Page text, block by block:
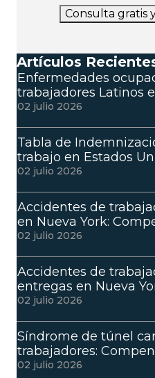
Consulta gratis
Artículos
Enfermedades
trabajadores Latinos
02 julio 2026
Tabla de
trabajo en Estados
02 julio 2026
Accidentes de
en Nueva York:
02 julio 2026
Accidentes de
entregas en Nueva
02 julio 2026
Síndrome de túnel
trabajadores:
02 julio 2026